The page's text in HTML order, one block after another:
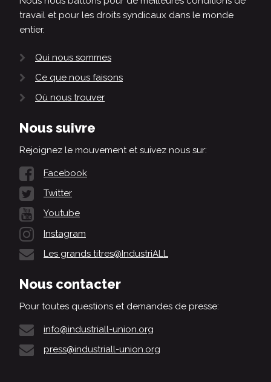
travail et pour les droits syndicaux dans le monde
entier.
Qui nous sommes
Ce que nous faisons
Où nous trouver
Nous suivre
Rejoignez le mouvement et suivez nous sur:
Facebook
Twitter
Youtube
Instagram
Les grands titres@IndustriALL
Nous contacter
Pour toutes questions et demandes de presse:
info@industriall-union.org
press@industriall-union.org